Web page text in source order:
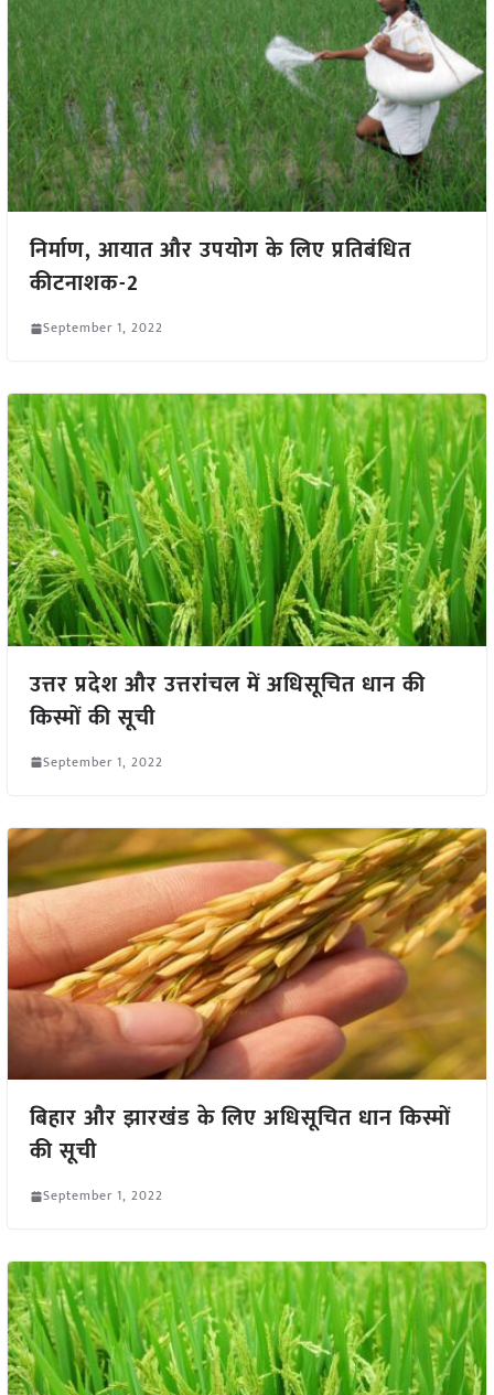
निर्माण, आयात और उपयोग के लिए प्रतिबंधित
कीटनाशक-2
September 1, 2022
उत्तर प्रदेश और उत्तरांचल में अधिसूचित धान की
किस्मों की सूची
September 1, 2022
बिहार और झारखंड के लिए अधिसूचित धान किस्मों
की सूची
September 1, 2022